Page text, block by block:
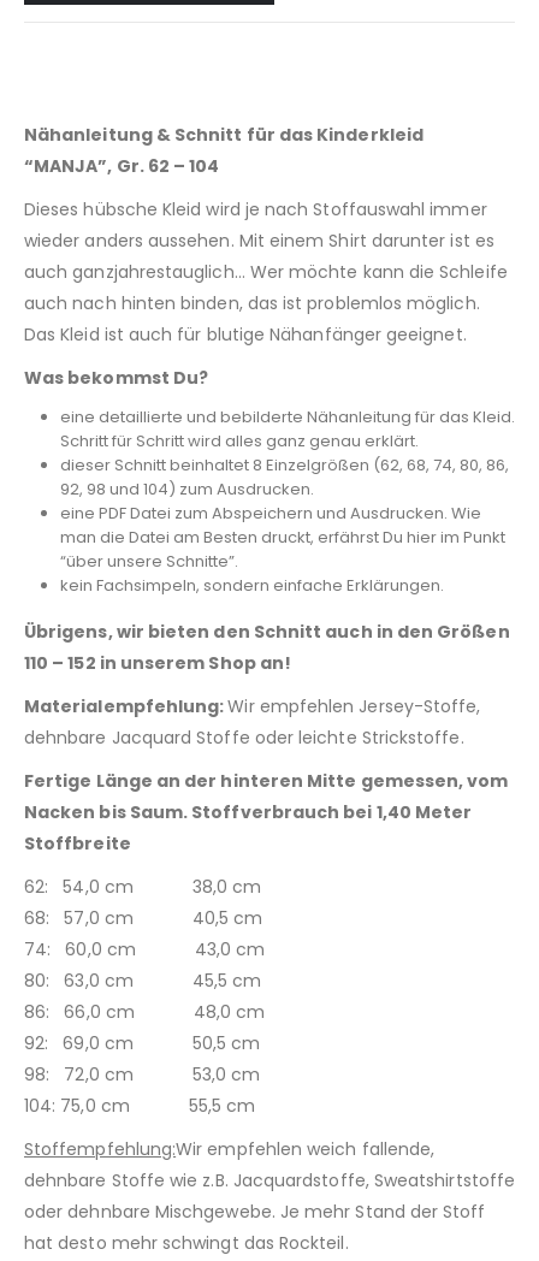
Nähanleitung & Schnitt für das Kinderkleid
“MANJA”, Gr. 62 – 104
Dieses hübsche Kleid wird je nach Stoffauswahl immer
wieder anders aussehen. Mit einem Shirt darunter ist es
auch ganzjahrestauglich… Wer möchte kann die Schleife
auch nach hinten binden, das ist problemlos möglich.
Das Kleid ist auch für blutige Nähanfänger geeignet.
Was bekommst Du?
eine detaillierte und bebilderte Nähanleitung für das Kleid.
Schritt für Schritt wird alles ganz genau erklärt.
dieser Schnitt beinhaltet 8 Einzelgrößen (62, 68, 74, 80, 86,
92, 98 und 104) zum Ausdrucken.
eine PDF Datei zum Abspeichern und Ausdrucken. Wie
man die Datei am Besten druckt, erfährst Du hier im Punkt
“über unsere Schnitte”.
kein Fachsimpeln, sondern einfache Erklärungen.
Übrigens, wir bieten den Schnitt auch in den Größen
110 – 152 in unserem Shop an!
Materialempfehlung:Wir empfehlen Jersey-Stoffe,
dehnbare Jacquard Stoffe oder leichte Strickstoffe.
Fertige Länge an der hinteren Mitte gemessen, vom
Nacken bis Saum. Stoffverbrauch bei 1,40 Meter
Stoffbreite
62: 54,0 cm 38,0 cm
68: 57,0 cm 40,5 cm
74: 60,0 cm 43,0 cm
80: 63,0 cm 45,5 cm
86: 66,0 cm 48,0 cm
92: 69,0 cm 50,5 cm
98: 72,0 cm 53,0 cm
104: 75,0 cm 55,5 cm
Stoffempfehlung:Wir empfehlen weich fallende,
dehnbare Stoffe wie z.B. Jacquardstoffe, Sweatshirtstoffe
oder dehnbare Mischgewebe. Je mehr Stand der Stoff
hat desto mehr schwingt das Rockteil.